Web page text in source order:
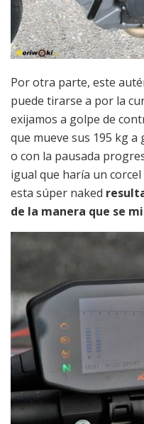
Por otra parte, este
puede tirarse a por la
exijamos a golpe de
que mueve sus 195 kg
o con la pausada
igual que haría un
esta súper naked
de la manera que se